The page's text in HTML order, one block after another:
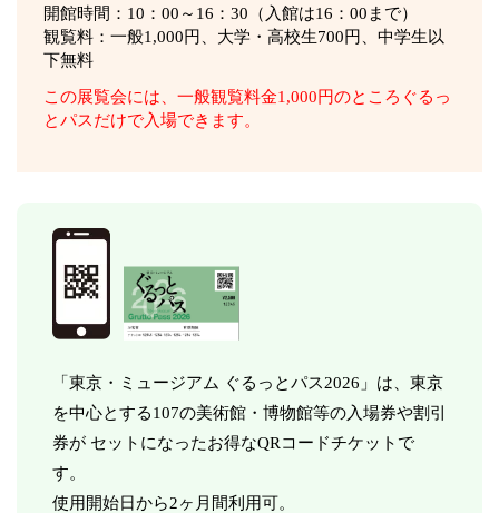
開館時間：10：00～16：30（入館は16：00まで）
観覧料：一般1,000円、大学・高校生700円、中学生以
下無料
この展覧会には、一般観覧料金1,000円のところぐるっ
とパスだけで入場できます。
「東京・ミュージアム ぐるっとパス2026」は、東京
を中心とする107の美術館・博物館等の入場券や割引
券が セットになったお得なQRコードチケットで
す。
使用開始日から2ヶ月間利用可。